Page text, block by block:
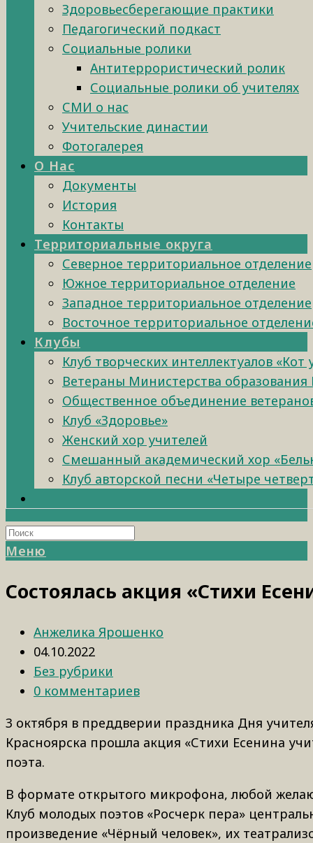
Здоровьесберегающие практики
Педагогический подкаст
Социальные ролики
Антитеррористический ролик
Социальные ролики об учителях
СМИ о нас
Учительские династии
Фотогалерея
О Нас
Документы
История
Контакты
Территориальные округа
Северное территориальное отделение
Южное территориальное отделение
Западное территориальное отделение
Восточное территориальное
Клубы
Клуб творческих интеллектуалов «Кот
Ветераны Министерства образования
Общественное объединение
Клуб «Здоровье»
Женский хор учителей
Смешанный академический хор
Клуб авторской песни «Четыре
Меню
Состоялась акция «Стихи
Анжелика Ярошенко
04.10.2022
Без рубрики
0 комментариев
3 октября в преддверии праздника Дня
Красноярска прошла акция «Стихи Есенина
поэта.
В формате открытого микрофона, любой
Клуб молодых поэтов «Росчерк пера»
произведение «Чёрный человек», их